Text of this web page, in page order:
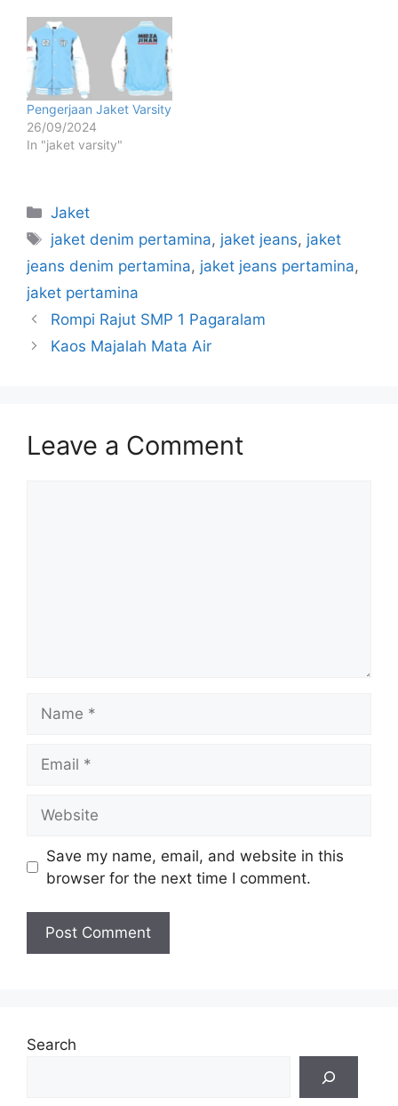
Pengerjaan Jaket Varsity
26/09/2024
In "jaket varsity"
Jaket
jaket denim pertamina, jaket jeans, jaket
jeans denim pertamina, jaket jeans pertamina,
jaket pertamina
Rompi Rajut SMP 1 Pagaralam
Kaos Majalah Mata Air
Leave a Comment
Save my name, email, and website in this
browser for the next time I comment.
Search